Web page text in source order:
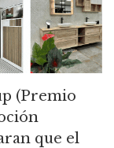
(Premio
que el